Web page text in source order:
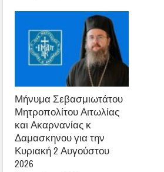
Μήνυμα Σεβασμιωτάτου
Μητροπολίτου Αιτωλίας
και Ακαρνανίας κ
Δαμασκηνου για την
Κυριακή 2 Αυγούστου
2026